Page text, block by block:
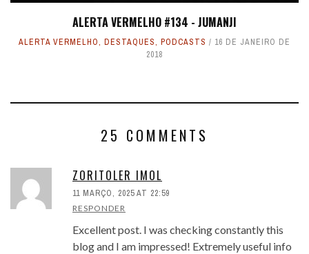
ALERTA VERMELHO #134 - JUMANJI
ALERTA VERMELHO, DESTAQUES, PODCASTS
16 DE JANEIRO DE
2018
25 COMMENTS
ZORITOLER IMOL
11 MARÇO, 2025 AT 22:59
RESPONDER
Excellent post. I was checking constantly this
blog and I am impressed! Extremely useful info